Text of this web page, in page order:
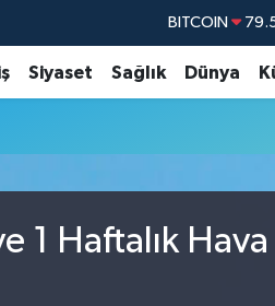
BITCOIN
DOLAR
EURO
Siyaset Sağlık Dünya
1 Haftalık